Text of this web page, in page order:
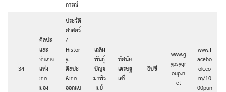
การณ์
34
ศิลปะ
และ
อำนาจ
แห่ง
การ
มอง
ประวัติ
ศาสตร์
/
Histor
y,
ศิลปะ
&การ
ออกแบ
เฉลิม
พันธุ์
ปัญจ
มาพิร
มย์
ทัศนัย
เศรษฐ
เสรี
ยิปซี
www.g
ypsygr
oup.n
et
www.f
acebo
ok.co
m/10
00pun